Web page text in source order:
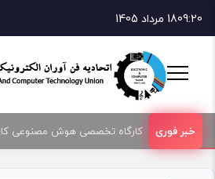
09:2018 مرداد 1405